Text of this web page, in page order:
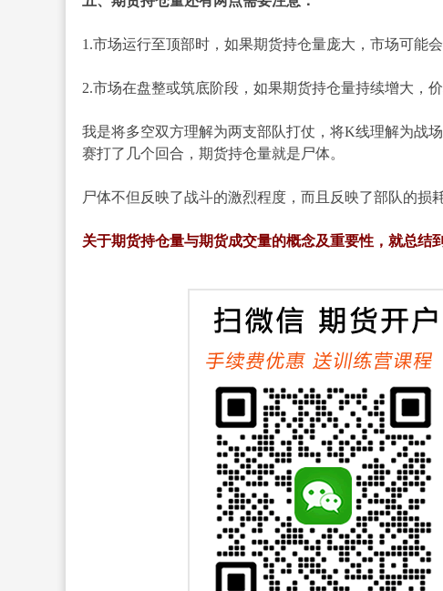
1.市场运行至顶部时，如果期货持仓量庞大，市场可能会
2.市场在盘整或筑底阶段，如果期货持仓量持续增大，
我是将多空双方理解为两支部队打仗，将K线理解为战
赛打了几个回合，期货持仓量就是尸体。
尸体不但反映了战斗的激烈程度，而且反映了部队的
关于期货持仓量与期货成交量的概念及重要性，就总结